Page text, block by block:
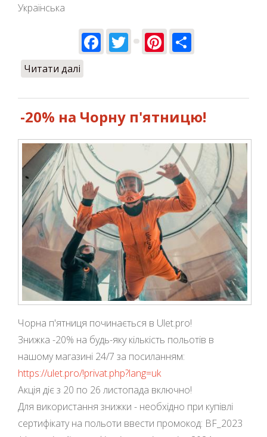
Українська
Facebook
TwitterPinterest
Читати далі
-20% на Чорну п'ятницю!
Чорна п'ятниця починається в Ulet.pro!
Знижка -20% на будь-яку кількість польотів в
нашому магазині 24/7 за посиланням:
https://ulet.pro/!privat.php?lang=uk
Акція діє з 20 по 26 листопада включно!
Для використання знижки - необхідно при купівлі
сертифікату на польоти ввести промокод: BF_2023